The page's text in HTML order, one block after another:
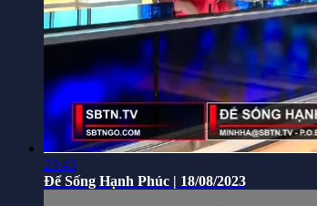
23:43
Để Sống Hạnh Phúc | 18/08/2023